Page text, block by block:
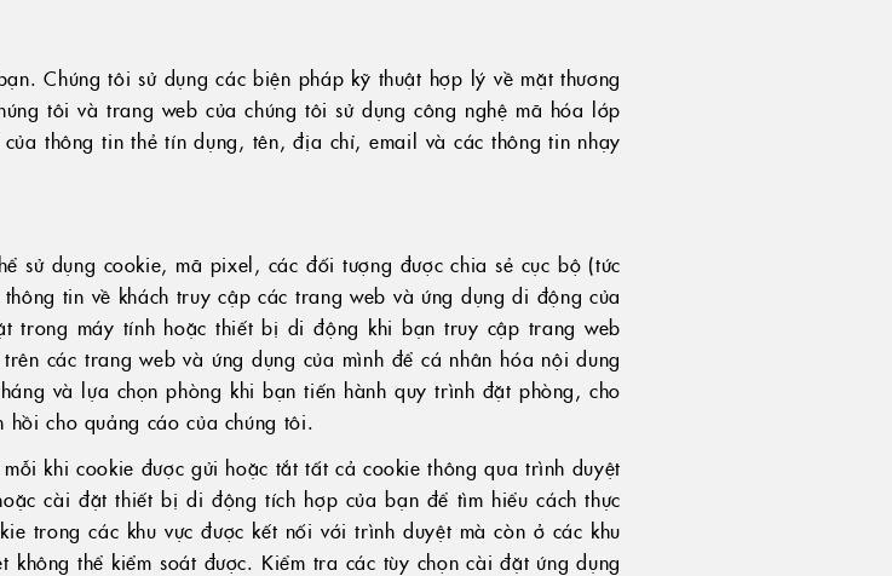
Chúng tôi sử dụng các biện pháp kỹ thuật hợp lý về mặt thương
tôi và trang web của chúng tôi sử dụng công nghệ mã hóa lớp
thông tin thẻ tín dụng, tên, địa chỉ, email và các thông tin nhạy
sử dụng cookie, mã pixel, các đối tượng được chia sẻ cục bộ (tức
tin về khách truy cập các trang web và ứng dụng di động của
trong máy tính hoặc thiết bị di động khi bạn truy cập trang web
các trang web và ứng dụng của mình để cá nhân hóa nội dung
và lựa chọn phòng khi bạn tiến hành quy trình đặt phòng, cho
cho quảng cáo của chúng tôi.
khi cookie được gửi hoặc tắt tất cả cookie thông qua trình duyệt
cài đặt thiết bị di động tích hợp của bạn để tìm hiểu cách thực
trong các khu vực được kết nối với trình duyệt mà còn ở các khu
thể kiểm soát được. Kiểm tra các tùy chọn cài đặt ứng dụng